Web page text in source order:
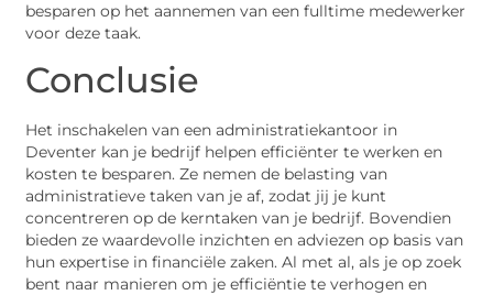
besparen op het aannemen van een fulltime medewerker
voor deze taak.
Conclusie
Het inschakelen van een administratiekantoor in
Deventer kan je bedrijf helpen efficiënter te werken en
kosten te besparen. Ze nemen de belasting van
administratieve taken van je af, zodat jij je kunt
concentreren op de kerntaken van je bedrijf. Bovendien
bieden ze waardevolle inzichten en adviezen op basis van
hun expertise in financiële zaken. Al met al, als je op zoek
bent naar manieren om je efficiëntie te verhogen en